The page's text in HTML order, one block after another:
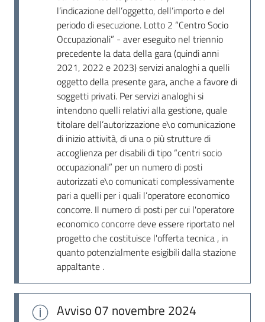
l’indicazione dell’oggetto, dell’importo e del
periodo di esecuzione. Lotto 2 “Centro Socio
Occupazionali” - aver eseguito nel triennio
precedente la data della gara (quindi anni
2021, 2022 e 2023) servizi analoghi a quelli
oggetto della presente gara, anche a favore di
soggetti privati. Per servizi analoghi si
intendono quelli relativi alla gestione, quale
titolare dell’autorizzazione e\o comunicazione
di inizio attività, di una o più strutture di
accoglienza per disabili di tipo “centri socio
occupazionali” per un numero di posti
autorizzati e\o comunicati complessivamente
pari a quelli per i quali l’operatore economico
concorre. Il numero di posti per cui l'operatore
economico concorre deve essere riportato nel
progetto che costituisce l'offerta tecnica , in
quanto potenzialmente esigibili dalla stazione
appaltante .
Avviso07 novembre 2024